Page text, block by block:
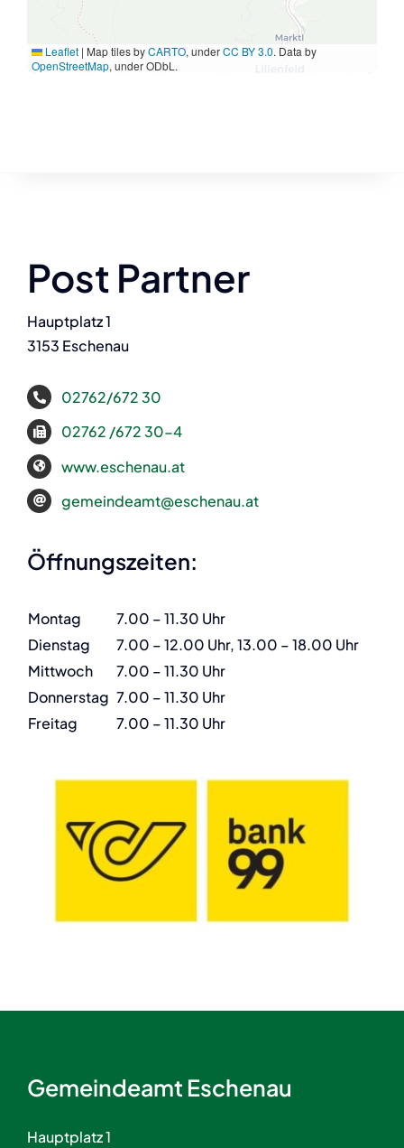
Leaflet | Map tiles byCARTO, underCC BY 3.0. Data by
OpenStreetMap, under ODbL.
Post Partner
Hauptplatz 1
3153 Eschenau
02762/672 30
02762 /672 30-4
www.eschenau.at
gemeindeamt@eschenau.at
Öffnungszeiten:
Montag
7.00 – 11.30 Uhr
Dienstag
7.00 – 12.00 Uhr, 13.00 – 18.00 Uhr
Mittwoch
7.00 – 11.30 Uhr
Donnerstag 7.00 – 11.30 Uhr
Freitag
7.00 – 11.30 Uhr
Gemeindeamt Eschenau
Hauptplatz 1